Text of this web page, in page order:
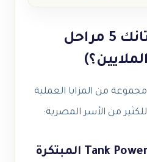
مميزات فلتر تانك 5 مراحل
5 مراحل مجموعة من المزايا العملية
للكثير من الأسر المصرية: